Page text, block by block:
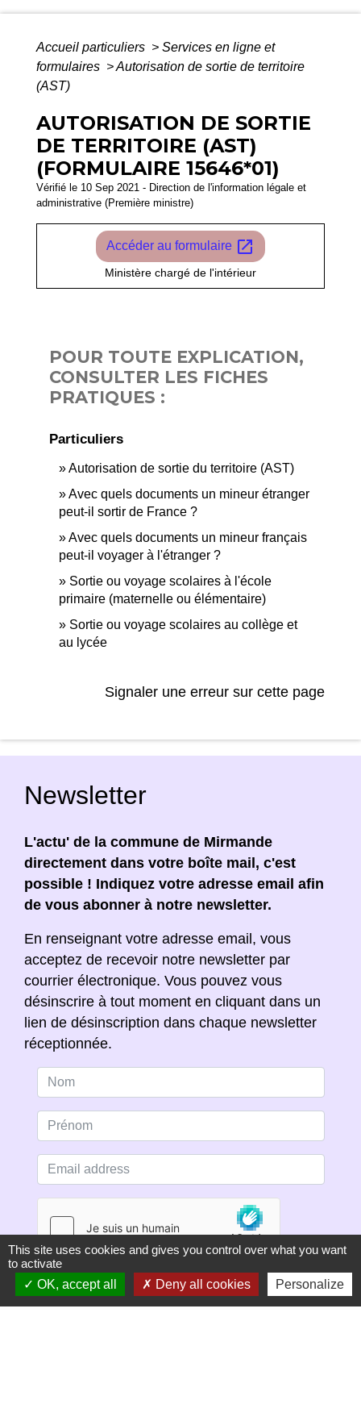
Accueil particuliers > Services en ligne et
formulaires >Autorisation de sortie de territoire
(AST)
AUTORISATION DE SORTIE
DE TERRITOIRE (AST)
(FORMULAIRE 15646*01)
Vérifié le 10 Sep 2021 - Direction de l'information légale et
administrative (Première ministre)
Accéder au formulaire open_in_new
Ministère chargé de l'intérieur
POUR TOUTE EXPLICATION,
CONSULTER LES FICHES
PRATIQUES :
Particuliers
Autorisation de sortie du territoire (AST)
Avec quels documents un mineur étranger
peut-il sortir de France ?
Avec quels documents un mineur français
peut-il voyager à l'étranger ?
Sortie ou voyage scolaires à l'école
primaire (maternelle ou élémentaire)
Sortie ou voyage scolaires au collège et
au lycée
Signaler une erreur sur cette page
Newsletter
L'actu' de la commune de Mirmande
directement dans votre boîte mail, c'est
possible ! Indiquez votre adresse email afin
de vous abonner à notre newsletter.
En renseignant votre adresse email, vous
acceptez de recevoir notre newsletter par
courrier électronique. Vous pouvez vous
désinscrire à tout moment en cliquant dans un
lien de désinscription dans chaque newsletter
réceptionnée.
S'ABONNER
This site uses cookies and gives you control over what you want
to activate
OK, accept all
Deny all cookies Personalize